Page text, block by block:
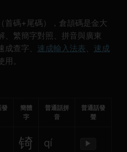
（首碼+尾碼），倉頡碼是金大
、繁簡字對照、拼音與廣東
查字、 速成輸入法表、 速成
。
發
簡體
字
普通話拼
音
普通話發
聲
锜 qí ▶